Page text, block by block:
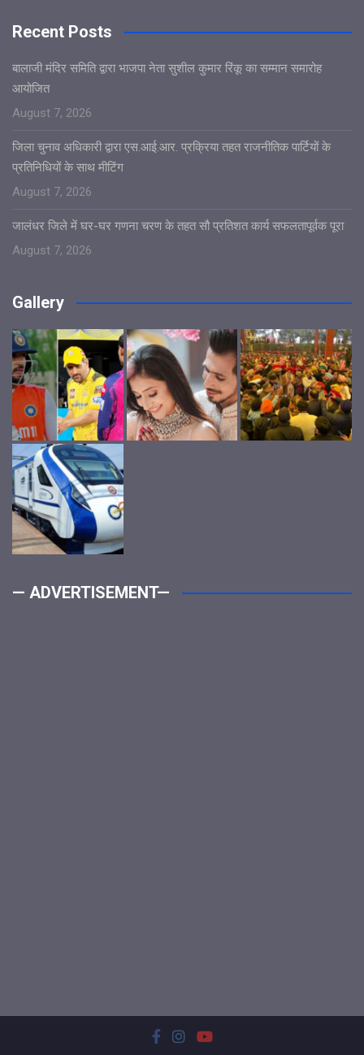
Recent Posts
बालाजी मंदिर समिति द्वारा भाजपा नेता सुशील कुमार रिंकू का सम्मान समारोह
आयोजित
August 7, 2026
जिला चुनाव अधिकारी द्वारा एस.आई.आर. प्रक्रिया तहत राजनीतिक पार्टियों के
प्रतिनिधियों के साथ मीटिंग
August 7, 2026
जालंधर जिले में घर-घर गणना चरण के तहत सौ प्रतिशत कार्य सफलतापूर्वक पूरा
August 7, 2026
Gallery
— ADVERTISEMENT—